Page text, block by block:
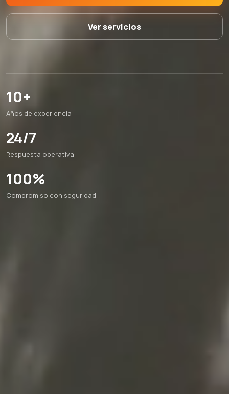
Ver servicios
10+
Años de experiencia
24/7
Respuesta operativa
100%
Compromiso con seguridad